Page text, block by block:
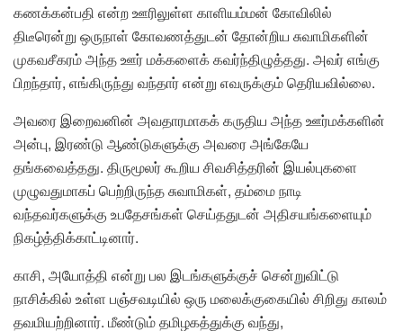
கணக்கன்பதி என்ற ஊரிலுள்ள காளியம்மன் கோவிலில்
திடீரென்று ஒருநாள் கோவணத்துடன் தோன்றிய சுவாமிகளின்
முகவசீகரம் அந்த ஊர் மக்களைக் கவர்ந்திழுத்தது. அவர் எங்கு
பிறந்தார், எங்கிருந்து வந்தார் என்று எவருக்கும் தெரியவில்லை.
அவரை இறைவனின் அவதாரமாகக் கருதிய அந்த ஊர்மக்களின்
அன்பு, இரண்டு ஆண்டுகளுக்கு அவரை அங்கேயே
தங்கவைத்தது. திருமூலர் கூறிய சிவசித்தரின் இயல்புகளை
முழுவதுமாகப் பெற்றிருந்த சுவாமிகள், தம்மை நாடி
வந்தவர்களுக்கு உபதேசங்கள் செய்ததுடன் அதிசயங்களையும்
நிகழ்த்திக்காட்டினார்.
காசி, அயோத்தி என்று பல இடங்களுக்குச் சென்றுவிட்டு
நாசிக்கில் உள்ள பஞ்சவடியில் ஒரு மலைக்குகையில் சிறிது காலம்
தவமியற்றினார். மீண்டும் தமிழகத்துக்கு வந்து,